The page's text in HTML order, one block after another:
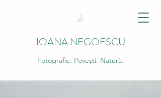
IOANA NEGOESCU
Fotografie. Povești. Natură.